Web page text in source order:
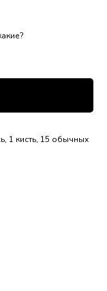
1 кисть, 15 обычных